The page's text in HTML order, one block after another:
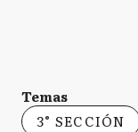
Temas
3° SECCIÓN